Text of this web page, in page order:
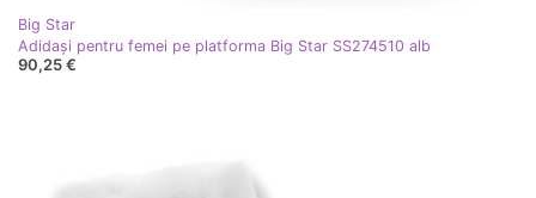
Big Star
Adidași pentru femei pe platforma Big Star SS274510 alb
90,25 €